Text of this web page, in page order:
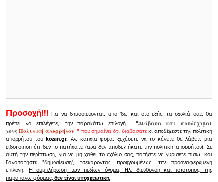
Προσοχή!!! Για να δημοσιεύονται, από 'δω και στο εξής, τα σχόλιά σας, θα
πρέπει να επιλέγετε, την παρακάτω επιλογή
"Διάβασα και αποδέχομαι
τουςΠολιτική απορρήτου" που σημαίνει ότι διαβάσατεκι αποδέχεστε την πολιτική
απορρήτου τουkozan.gr. Αν, κάποια φορά, ξεχάσετε να το κάνετε θα λάβετε μια
ειδοποίηση ότι δεν το πατήσατε (αρα δεν αποδεχτήκατε την πολιτική απορρήτου). Σε
αυτή την περίπτωση, για να μη χαθεί το σχόλιο σας, πατήστε να γυρίσετε πίσω και
ξαναπατήστε "δημοσίευση", τσεκάροντας, προηγουμένως, την προαναφερόμενη
επιλογή.Η συμπλήρωση των πεδίων όνομα, Ηλ. διεύθυνση και ιστότοπος, της
παραπάνω φόρμας, δεν είναι υποχρεωτική.